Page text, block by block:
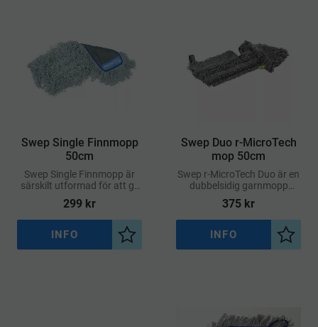
Swep Single Finnmopp
50cm
Swep Single Finnmopp är
särskilt utformad för att ge
en ergonomisk och effektiv
städning av golvytor
299 kr
Lägg till i önskelista
INFO
Swep Duo r-MicroTech
mop 50cm
Swep r-MicroTech Duo är en
dubbelsidig garnmopp
tillverkad av upp till 30%
återvunnetmaterial
375 kr
Lägg
INFO